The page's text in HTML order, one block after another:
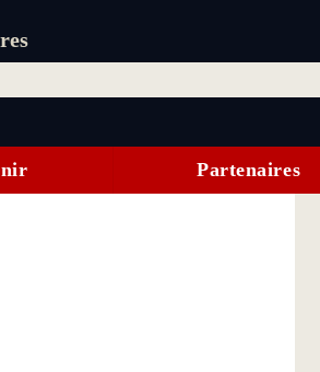
Partenaires